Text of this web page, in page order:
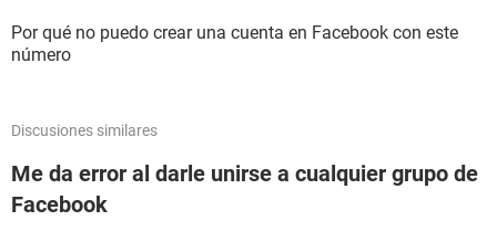
Por qué no puedo crear una cuenta en Facebook con este
número
Discusiones similares
Me da error al darle unirse a cualquier grupo de
Facebook